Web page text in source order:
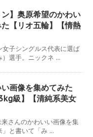
ン】奥原希望のかわい
【リオ五輪】【情熱
女子シングルス代表に選ば
選手。ニックネ ...
画像を集めてみた
級】【清純系美女
さんのかわいい画像を集
と書いて「み ...